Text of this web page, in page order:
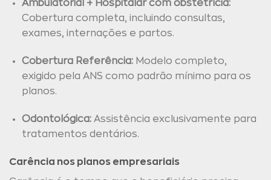
Ambulatorial + Hospitalar com obstetrícia:
Cobertura completa, incluindo consultas,
exames, internações e partos.
Cobertura Referência:Modelo completo,
exigido pela ANS como padrão mínimo para os
planos.
Odontológica:Assistência exclusivamente para
tratamentos dentários.
Carência nos planos empresariais